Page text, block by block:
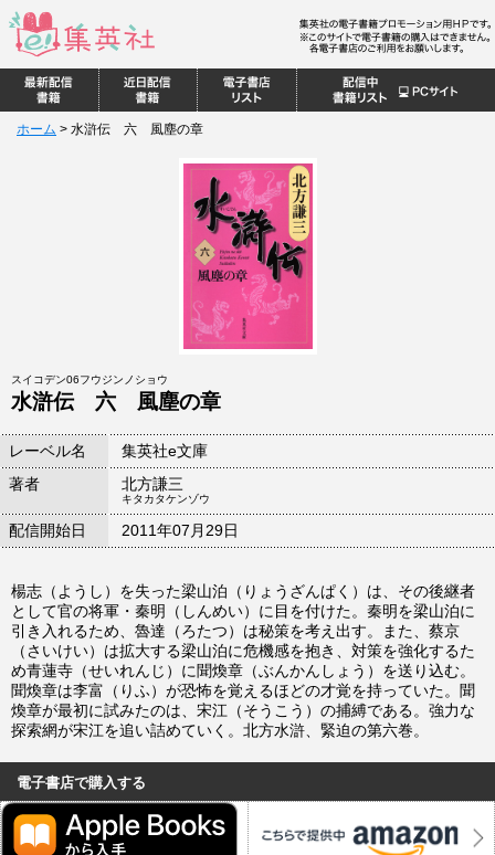
ホーム > 水滸伝 六 風塵の章
スイコデン06フウジンノショウ
水滸伝 六 風塵の章
レーベル名
集英社e文庫
著者
北方謙三
キタカタケンゾウ
配信開始日 2011年07月29日
楊志（ようし）を失った梁山泊（りょうざんぱく）は、その後継者
として官の将軍・秦明（しんめい）に目を付けた。秦明を梁山泊に
引き入れるため、魯達（ろたつ）は秘策を考え出す。また、蔡京
（さいけい）は拡大する梁山泊に危機感を抱き、対策を強化するた
め青蓮寺（せいれんじ）に聞煥章（ぶんかんしょう）を送り込む。
聞煥章は李富（りふ）が恐怖を覚えるほどの才覚を持っていた。聞
煥章が最初に試みたのは、宋江（そうこう）の捕縛である。強力な
探索網が宋江を追い詰めていく。北方水滸、緊迫の第六巻。
電子書店で購入する